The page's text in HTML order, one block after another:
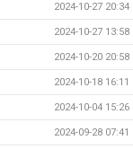
2024-10-27 20:34
2024-10-27 13:58
2024-10-20 20:58
2024-10-18 16:11
2024-10-04 15:26
2024-09-28 07:41